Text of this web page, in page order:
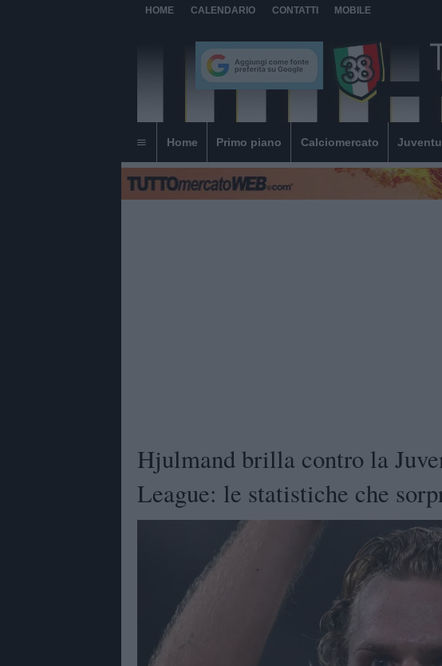
HOME CALENDARIO CONTATTI MOBILE
Home Primo piano Calciomercato
Hjulmand brilla contro la
League: le statistiche che